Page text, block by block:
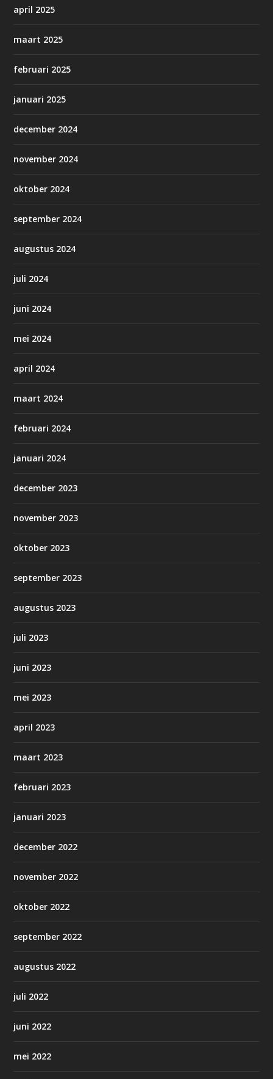
april 2025
maart 2025
februari 2025
januari 2025
december 2024
november 2024
oktober 2024
september 2024
augustus 2024
juli 2024
juni 2024
mei 2024
april 2024
maart 2024
februari 2024
januari 2024
december 2023
november 2023
oktober 2023
september 2023
augustus 2023
juli 2023
juni 2023
mei 2023
april 2023
maart 2023
februari 2023
januari 2023
december 2022
november 2022
oktober 2022
september 2022
augustus 2022
juli 2022
juni 2022
mei 2022